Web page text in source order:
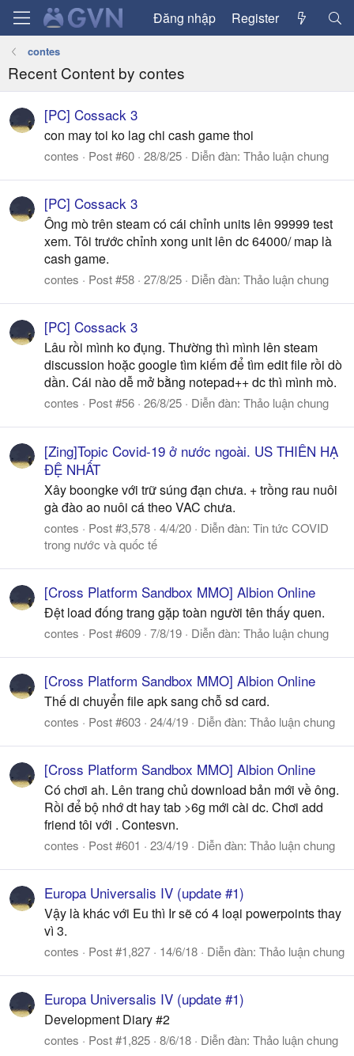
Đăng nhập Register
contes
Recent Content by contes
[PC] Cossack 3
con may toi ko lag chi cash game thoi
contes Post #60 28/8/25 Diễn đàn: Thảo luận chung
[PC] Cossack 3
Ông mò trên steam có cái chỉnh units lên 99999 test
xem. Tôi trước chỉnh xong unit lên dc 64000/ map là
cash game.
contes Post #58 27/8/25 Diễn đàn: Thảo luận chung
[PC] Cossack 3
Lâu rồi mình ko đụng. Thường thì mình lên steam
discussion hoặc google tìm kiếm để tìm edit file rồi dò
dần. Cái nào dễ mở bằng notepad++ dc thì mình mò.
contes Post #56 26/8/25 Diễn đàn: Thảo luận chung
[Zing]Topic Covid-19 ở nước ngoài. US THIÊN HẠ
ĐỆ NHẤT
Xây boongke với trữ súng đạn chưa. + trồng rau nuôi
gà đào ao nuôi cá theo VAC chưa.
contes Post #3,578 4/4/20 Diễn đàn: Tin tức COVID
trong nước và quốc tế
[Cross Platform Sandbox MMO] Albion Online
Đệt load đống trang gặp toàn người tên thấy quen.
contes Post #609 7/8/19 Diễn đàn: Thảo luận chung
[Cross Platform Sandbox MMO] Albion Online
Thế di chuyển file apk sang chỗ sd card.
contes Post #603 24/4/19 Diễn đàn: Thảo luận chung
[Cross Platform Sandbox MMO] Albion Online
Có chơi ah. Lên trang chủ download bản mới về ông.
Rồi để bộ nhớ dt hay tab >6g mới cài dc. Chơi add
friend tôi với . Contesvn.
contes Post #601 23/4/19 Diễn đàn: Thảo luận chung
Europa Universalis IV (update #1)
Vậy là khác với Eu thì Ir sẽ có 4 loại powerpoints thay
vì 3.
contes Post #1,827 14/6/18 Diễn đàn: Thảo luận chung
Europa Universalis IV (update #1)
Development Diary #2
contes Post #1,825 8/6/18 Diễn đàn: Thảo luận chung